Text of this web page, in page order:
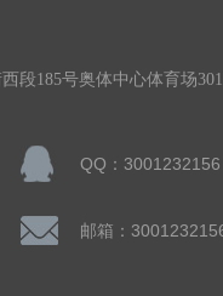
段185号奥体中心体育场
QQ：3001232156
邮箱：